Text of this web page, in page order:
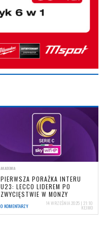
AKADEMIA
PIERWSZA PORAŻKA INTERU
U23: LECCO LIDEREM PO
ZWYCIĘSTWIE W MONZY
0 KOMENTARZY 14 WRZEŚNIA 2025 | 21:10
KEJMO